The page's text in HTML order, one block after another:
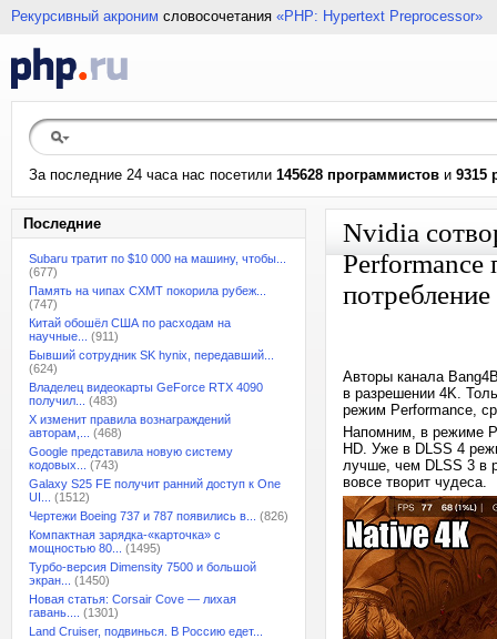
Рекурсивный акроним словосочетания «PHP: Hypertext Preprocessor»
За последние 24 часа нас посетили 145628 программистов и 9315
Последние
Subaru тратит по $10 000 на машину, чтобы...
(677)
Память на чипах CXMT покорила рубеж...
(747)
Китай обошёл США по расходам на
научные...
(911)
Бывший сотрудник SK hynix, передавший...
(624)
Владелец видеокарты GeForce RTX 4090
получил...
(483)
X изменит правила вознаграждений
авторам,...
(468)
Google представила новую систему
кодовых...
(743)
Galaxy S25 FE получит ранний доступ к One
UI...
(1512)
Чертежи Boeing 737 и 787 появились в...
(826)
Компактная зарядка-«карточка» с
мощностью 80...
(1495)
Турбо-версия Dimensity 7500 и большой
экран...
(1450)
Новая статья: Corsair Cove — лихая
гавань....
(1301)
Land Cruiser, подвинься. В Россию едет...
Nvidia
Performance
Авторы канала
в разрешении 4K.
режим Performance,
Напомним, в режиме
HD. Уже в DLSS 4
лучше, чем DLSS 3 в
вовсе творит чудеса.